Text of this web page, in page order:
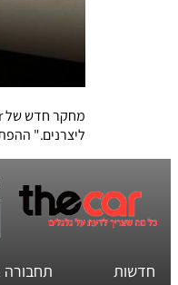
ליצרנים."
חדשות